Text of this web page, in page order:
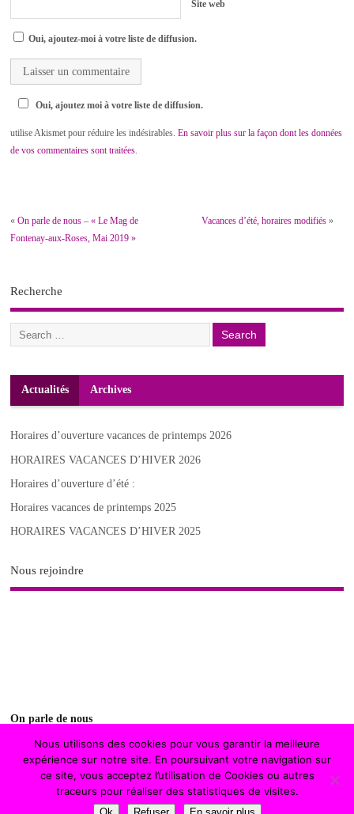
Site web
Oui, ajoutez-moi à votre liste de diffusion.
Oui, ajoutez moi à votre liste de diffusion.
utilise Akismet pour réduire les indésirables.En savoir plus sur la façon dont les données
de vos commentaires sont traitées.
«On parle de nous – « Le Mag de
Fontenay-aux-Roses, Mai 2019 »
Vacances d’été, horaires modifiés»
Recherche
Actualités Archives
Horaires d’ouverture vacances de printemps 2026
HORAIRES VACANCES D’HIVER 2026
Horaires d’ouverture d’été :
Horaires vacances de printemps 2025
HORAIRES VACANCES D’HIVER 2025
Nous rejoindre
On parle de nous
fontenay magazine
Copyright ©2026. Le Manège aux Jouets
Nous utilisons des cookies pour vous garantir la meilleure
expérience sur notre site. En poursuivant votre navigation sur
ce site, vous acceptez l’utilisation de Cookies ou autres
traceurs pour réaliser des statistiques de visites.